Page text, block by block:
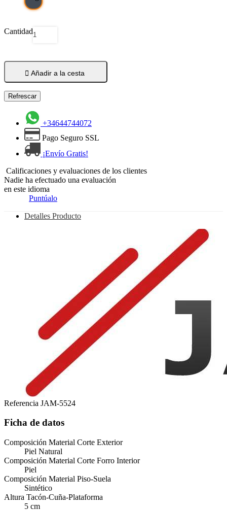
Cantidad
 Añadir a la cesta
+34644744072
Pago Seguro SSL
¡Envío Gratis!
Calificaciones y evaluaciones de los clientes
Nadie ha efectuado una evaluación
en este idioma
Puntúalo
Detalles Producto
Referencia JAM-5524
Ficha de datos
Composición Material Corte Exterior
Piel Natural
Composición Material Corte Forro Interior
Piel
Composición Material Piso-Suela
Sintético
Altura Tacón-Cuña-Plataforma
5 cm